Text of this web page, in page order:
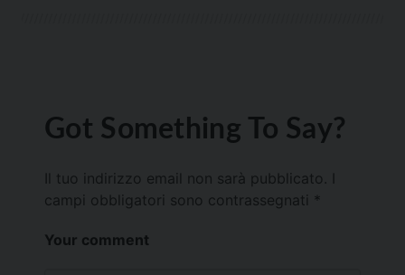
Got Something To Say?
Il tuo indirizzo email non sarà pubblicato.
campi obbligatori sono contrassegnati *
Your comment